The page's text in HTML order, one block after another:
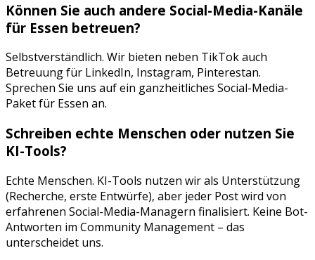
Können Sie auch andere Social-Media-Kanäle
für Essen betreuen?
Selbstverständlich. Wir bieten neben TikTokauch
Betreuung für LinkedIn, Instagram, Pinterestan.
Sprechen Sie uns auf ein ganzheitliches Social-Media-
Paket für Essen an.
Schreiben echte Menschen oder nutzen Sie
KI-Tools?
Echte Menschen. KI-Tools nutzen wir als Unterstützung
(Recherche, erste Entwürfe), aber jeder Post wird von
erfahrenen Social-Media-Managern finalisiert. Keine Bot-
Antworten im Community Management – das
unterscheidet uns.